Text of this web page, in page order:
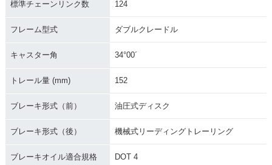
標準チェーンリンク数 124
フレーム型式 ダブルクレードル
キャスター角 34°00´
トレール量 (mm) 152
ブレーキ形式（前） 油圧式ディスク
ブレーキ形式（後） 機械式リーディングトレーリング
ブレーキオイル適合規格 DOT 4